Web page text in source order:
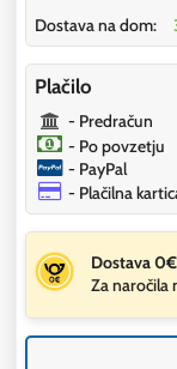
Dostava na dom:
Plačilo
- Predračun
- Po povzetju
- PayPal
- Plačilna
Dostava 0€
Za naročila